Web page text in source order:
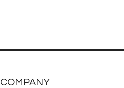
COMPANY